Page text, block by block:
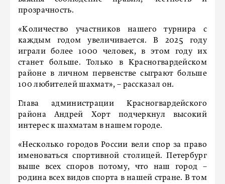
прозрачность.
«Количество участников нашего турнира с
каждым годом увеличивается. В 2025 году
играли более 1000 человек, в этом году их
станет больше. Только в Красногвардейском
районе в личном первенстве сыграют больше
100 любителей шахмат», – рассказал он.
Глава администрации Красногвардейского
района Андрей Хорт подчеркнул высокий
интерес к шахматам в нашем городе.
«Несколько городов России вели спор за право
именоваться спортивной столицей. Петербург
выше всех споров потому, что наш город –
родина всех видов спорта в нашей стране. В том